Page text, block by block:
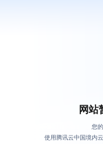
网站
您
使用腾讯云中国境内